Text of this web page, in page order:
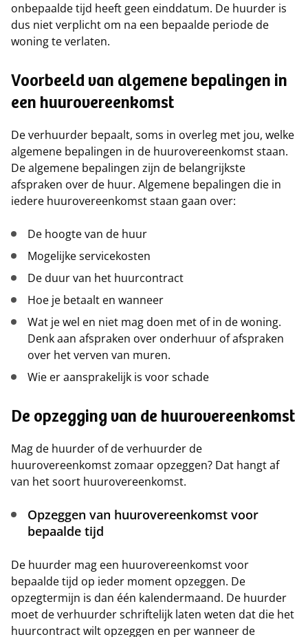
onbepaalde tijd heeft geen einddatum. De huurder is
dus niet verplicht om na een bepaalde periode de
woning te verlaten.
Voorbeeld van algemene bepalingen in
een huurovereenkomst
De verhuurder bepaalt, soms in overleg met jou, welke
algemene bepalingen in de huurovereenkomst staan.
De algemene bepalingen zijn de belangrijkste
afspraken over de huur. Algemene bepalingen die in
iedere huurovereenkomst staan gaan over:
De hoogte van de huur
Mogelijke servicekosten
De duur van het huurcontract
Hoe je betaalt en wanneer
Wat je wel en niet mag doen met of in de woning.
Denk aan afspraken over onderhuur of afspraken
over het verven van muren.
Wie er aansprakelijk is voor schade
De opzegging van de huurovereenkomst
Mag de huurder of de verhuurder de
huurovereenkomst zomaar opzeggen? Dat hangt af
van het soort huurovereenkomst.
Opzeggen van huurovereenkomst voor
bepaalde tijd
De huurder mag een huurovereenkomst voor
bepaalde tijd op ieder moment opzeggen. De
opzegtermijn is dan één kalendermaand. De huurder
moet de verhuurder schriftelijk laten weten dat die het
huurcontract wilt opzeggen en per wanneer de